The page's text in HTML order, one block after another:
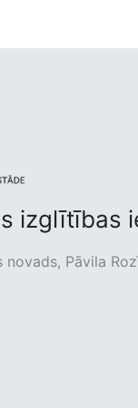
izglītības
novads, Pāvila